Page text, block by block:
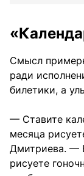
Смысл
ради
билетики, а
— Ставите
месяца
Дмитриева. —
рисуете